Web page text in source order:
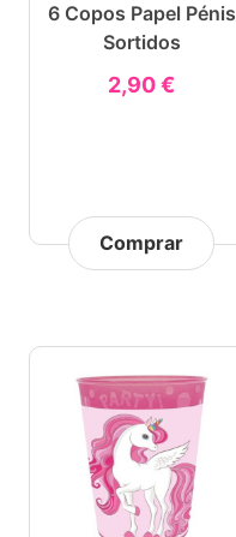
6 Copos Papel Pénis
Sortidos
2,90 €
Comprar